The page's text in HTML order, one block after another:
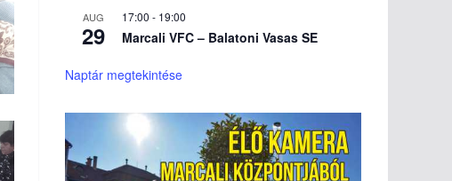
AUG
29
17:00 - 19:00
Marcali VFC – Balatoni Vasas SE
Naptár megtekintése